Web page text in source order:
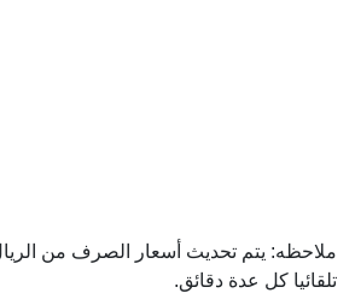
ملاحظه: يتم تحديث أسعار الصرف من الريال
تلقائيا كل عدة دقائق.